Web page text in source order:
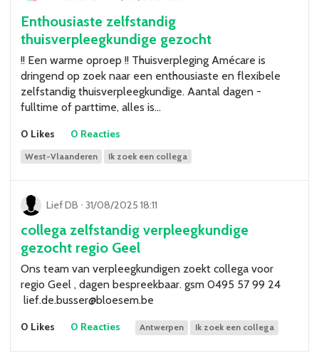
Enthousiaste zelfstandig
thuisverpleegkundige gezocht
!! Een warme oproep !! Thuisverpleging Amécare is
dringend op zoek naar een enthousiaste en flexibele
zelfstandig thuisverpleegkundige. Aantal dagen -
fulltime of parttime, alles is…
0 Likes 0 Reacties
West-Vlaanderen Ik zoek een collega
Lief DB ᐧ 31/08/2025 18:11
collega zelfstandig verpleegkundige
gezocht regio Geel
Ons team van verpleegkundigen zoekt collega voor
regio Geel , dagen bespreekbaar. gsm 0495 57 99 24
lief.de.busser@bloesem.be
0 Likes 0 Reacties Antwerpen Ik zoek een collega